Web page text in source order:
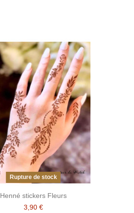
Rupture de stock
Henné stickers Fleurs
3,90 €